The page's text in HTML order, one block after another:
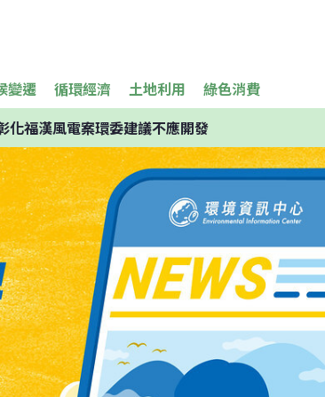
變遷 循環經濟 土地利用 綠色消費
化福漢風電案環委建議不應開發